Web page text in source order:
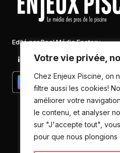
Votre vie privée,
Chez Enjeux Piscine, on
filtre aussi les cookies!
améliorer votre
le contenu, et analyser
sur "J'accepte tout",
pour que nous
Edité par Pool Média Factory
Linkedin